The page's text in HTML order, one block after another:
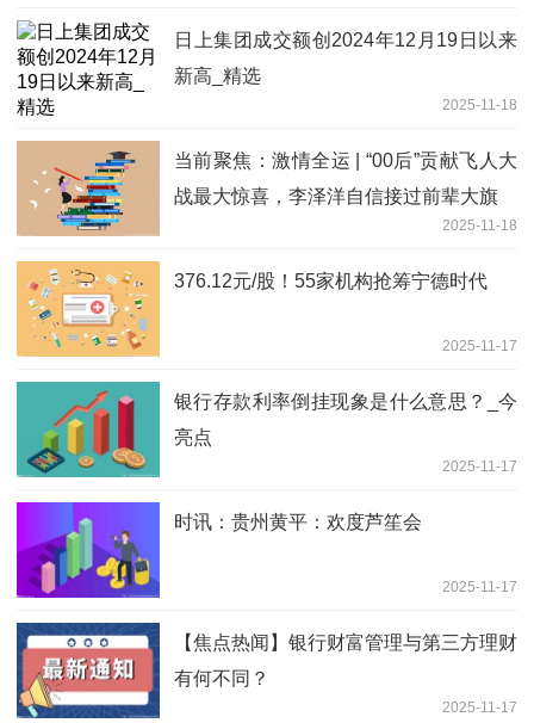
日上集团成交额创2024年12月19日以来
新高_精选
2025-11-18
当前聚焦：激情全运 | “00后”贡献飞人大
战最大惊喜，李泽洋自信接过前辈大旗
2025-11-18
376.12元/股！55家机构抢筹宁德时代
2025-11-17
银行存款利率倒挂现象是什么意思？_今
亮点
2025-11-17
时讯：贵州黄平：欢度芦笙会
2025-11-17
【焦点热闻】银行财富管理与第三方理财
有何不同？
2025-11-17